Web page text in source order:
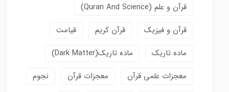
قرآن و علم (Quran And Science)
قرآن و فیزیک
قرآن کریم
قیامت
ماده تاریک
ماده تاریک(dark Matter)
معجزات علمی قرآن
معجزات قرآن
نجوم